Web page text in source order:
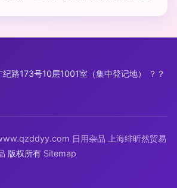
路173号10层1001室（集中登记地） ？？
日用杂品
上海绯昕然贸易
版权所有 Sitemap